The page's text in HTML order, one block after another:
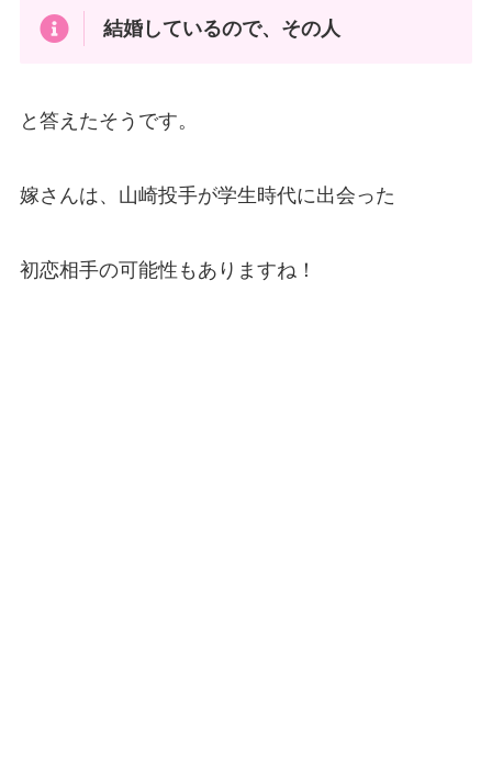
結婚しているので、その人
と答えたそうです。
嫁さんは、山崎投手が学生時代に出会った
初恋相手の可能性もありますね！